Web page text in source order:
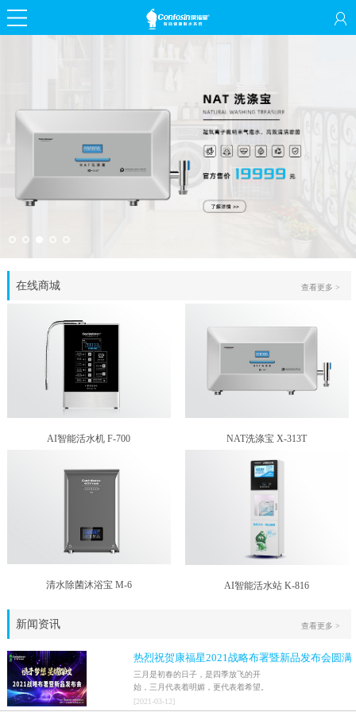
在线商城 查看更多 >
AI智能活水机 F-700 NAT洗涤宝 X-313T
清水除菌沐浴宝 M-6 AI智能活水站 K-816
新闻资讯
热烈祝贺康福星2021战略布署暨新品发布会圆满
结束！！
三月是初春的日子，是四季放飞的开
始，三月代表着明媚，更代表着希望。
2021年3月9日，家人们激情澎湃地迎来
[2021-03-12]
查看更多 >